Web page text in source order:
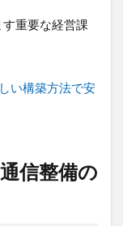
重要な経営課
い構築方法で安
信整備の